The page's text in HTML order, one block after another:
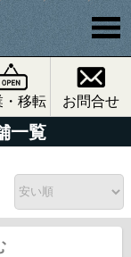
・移転 お問合せ
一覧